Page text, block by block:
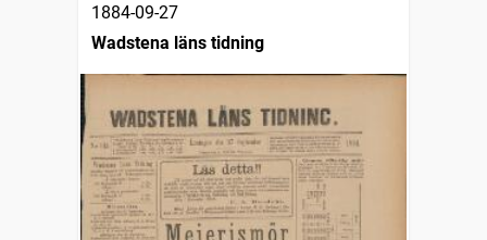
1884-09-27
Wadstena läns tidning